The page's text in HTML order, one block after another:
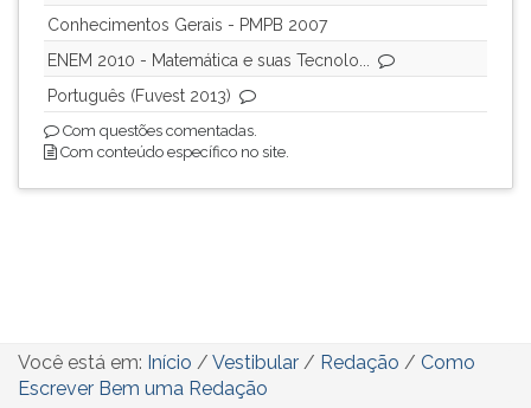
Conhecimentos Gerais - PMPB 2007
ENEM 2010 - Matemática e suas Tecnolo...
Português (Fuvest 2013)
Com questões comentadas.
Com conteúdo específico no site.
Você está em: Início / Vestibular / Redação / Como
Escrever Bem uma Redação